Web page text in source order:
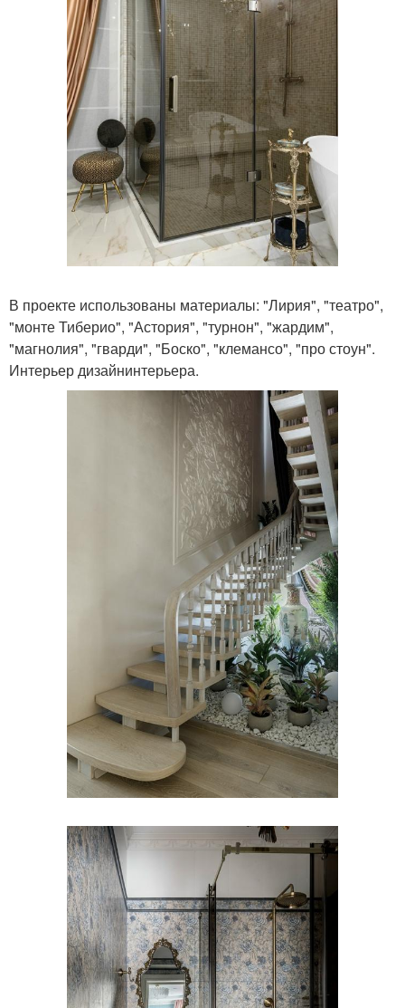
В проекте использованы материалы: "Лирия", "театро",
"монте Тиберио", "Астория", "турнон", "жардим",
"магнолия", "гварди", "Боско", "клемансо", "про стоун".
Интерьер дизайнинтерьера.